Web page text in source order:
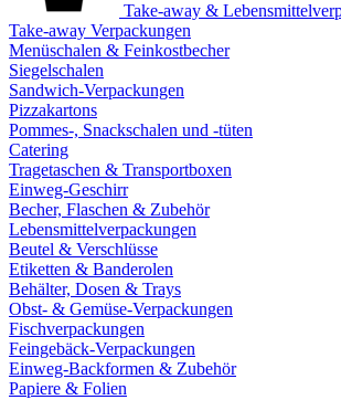
Take-away &
Take-away Verpackungen
Menüschalen & Feinkostbecher
Siegelschalen
Sandwich-Verpackungen
Pizzakartons
Pommes-, Snackschalen und -tüten
Catering
Tragetaschen & Transportboxen
Einweg-Geschirr
Becher, Flaschen & Zubehör
Lebensmittelverpackungen
Beutel & Verschlüsse
Etiketten & Banderolen
Behälter, Dosen & Trays
Obst- & Gemüse-Verpackungen
Fischverpackungen
Feingebäck-Verpackungen
Einweg-Backformen & Zubehör
Papiere & Folien